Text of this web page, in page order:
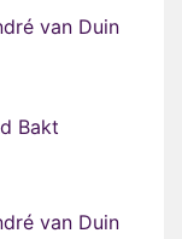
van Duin
Bakt
van Duin